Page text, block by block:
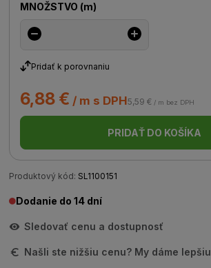
MNOŽSTVO (m)
Pridať k porovnaniu
6,88 € / m s DPH5,59 € / m bez DPH
PRIDAŤ DO KOŠÍKA
Produktový kód: SL1100151
Dodanie do 14 dní
Sledovať cenu a dostupnosť
Našli ste nižšiu cenu? My dáme lepšiu